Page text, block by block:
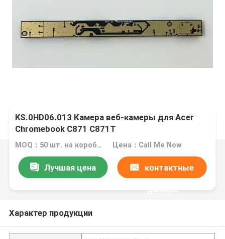
KS.0HD06.013 Камера веб-камеры для Acer
Chromebook C871 C871T
MOQ：50 шт. на коробку Цена：Call Me Now
Лучшая цена контактные
данные
Характер продукции